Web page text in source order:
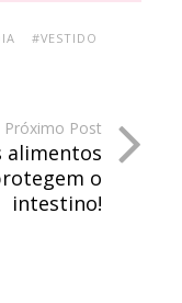
#VESTIDO
Próximo Post
alimentos
o
intestino!